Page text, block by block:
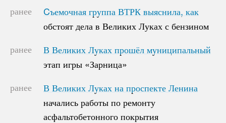
ранее
Cъемочная группа ВТРК выяснила, как
обстоят дела в Великих Луках с бензином
Cъемочная группа ВТРК выяснила, как
обстоят дела в Великих Луках с бензином
ранее
В Великих Луках прошёл муниципальный
этап игры «Зарница»
В Великих Луках прошёл муниципальный
этап игры «Зарница»
ранее
В Великих Луках на проспекте Ленина
начались работы по ремонту
асфальтобетонного покрытия
В Великих Луках на проспекте Ленина
начались работы по ремонту
асфальтобетонного покрытия